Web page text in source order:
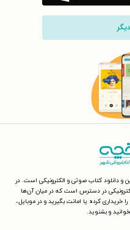
و دانلود کتاب صوتی و الکترونیکی است. در
در دسترس است که در میان آن‌ها
کرده یا امانت بگیرید و در موبایل،
و بشنوید.